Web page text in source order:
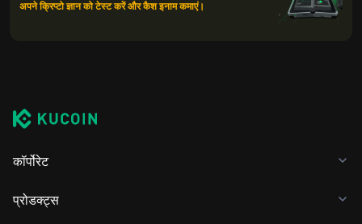
अपने क्रिप्टो ज्ञान को टेस्ट करें और कैश इनाम कमाएं।
कॉर्पोरेट
प्रोडक्ट्स